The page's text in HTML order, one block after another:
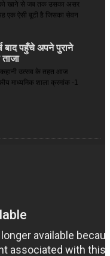
खाने से जब तक उसका असर
एक ऐसी बूटी है जिसका सेवन
बाद पहुँचे अपने पुराने
कहानी उत्सव के तहत आज
माध्यमिक शाला क्रमांक -1